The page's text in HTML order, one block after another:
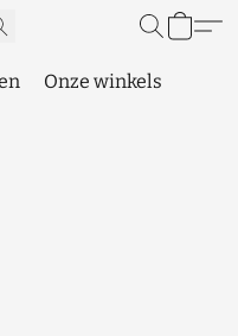
Onze winkels